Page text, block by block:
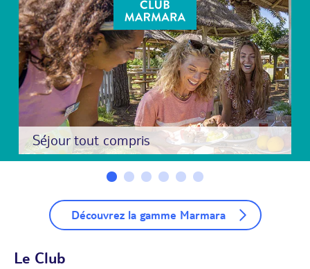
Séjour tout compris
Découvrez la gamme Marmara
Le Club